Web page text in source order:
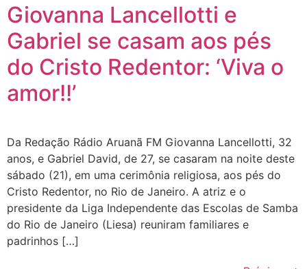
Giovanna Lancellotti e
Gabriel se casam aos pés
do Cristo Redentor: ‘Viva o
amor!!’
Da Redação Rádio Aruanã FM Giovanna Lancellotti, 32
anos, e Gabriel David, de 27, se casaram na noite deste
sábado (21), em uma cerimônia religiosa, aos pés do
Cristo Redentor, no Rio de Janeiro. A atriz e o
presidente da Liga Independente das Escolas de Samba
do Rio de Janeiro (Liesa) reuniram familiares e
padrinhos […]